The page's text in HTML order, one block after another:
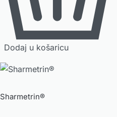
Dodaj u košaricu
Sharmetrin®